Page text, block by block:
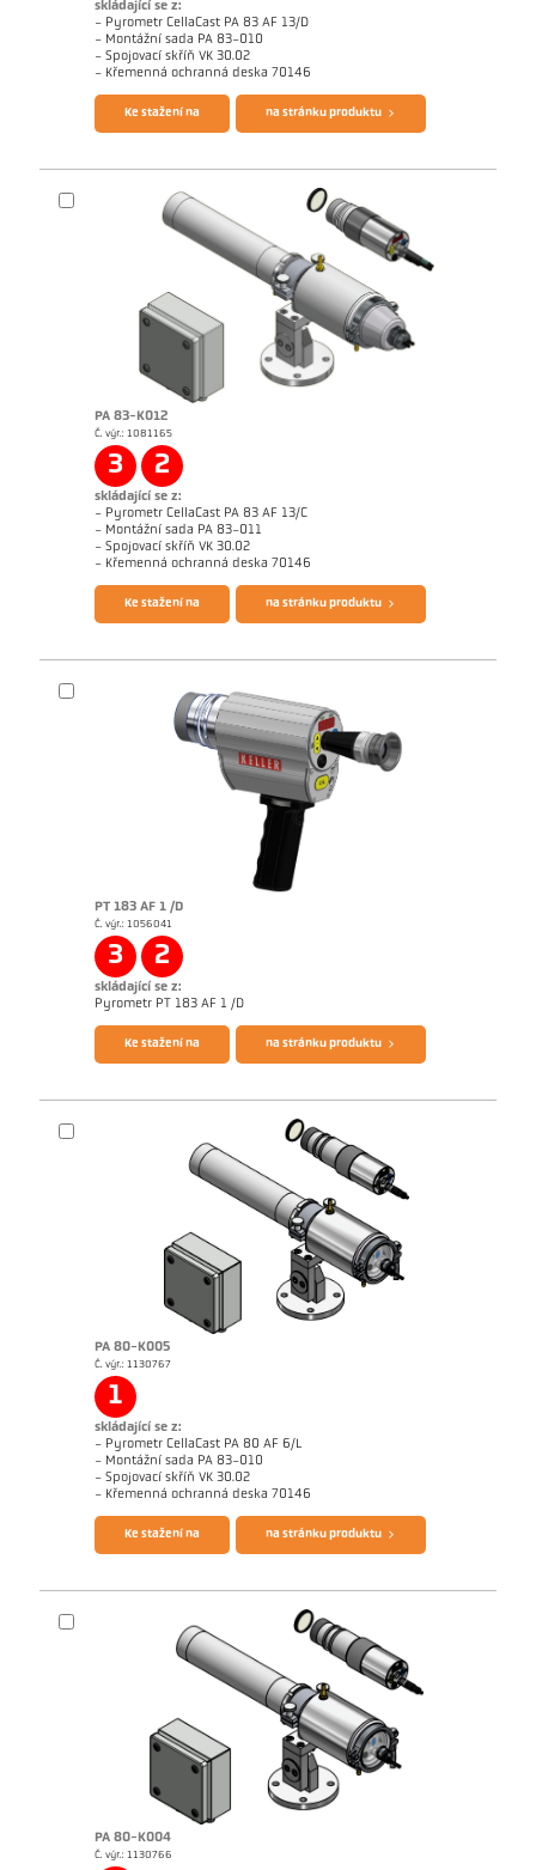
skládající se z:
- Pyrometr CellaCast PA 83 AF 13/D
- Montážní sada PA 83-010
- Spojovací skříň VK 30.02
- Křemenná ochranná deska 70146
Questionnaire CellaCast
Žádostzpráva Casting channel
Rozměrový výkres PA 83-K011
Ke stažení na na stránku produktu
PA 83-K012
Č. výr.: 1081165
3 2
skládající se z:
- Pyrometr CellaCast PA 83 AF 13/C
- Montážní sada PA 83-011
- Spojovací skříň VK 30.02
- Křemenná ochranná deska 70146
Questionnaire CellaCast
Žádostzpráva CellaCast
Rozměrový výkres PA 83-K012
Ke stažení na na stránku produktu
PT 183 AF 1 /D
Č. výr.: 1056041
3 2
skládající se z:
Pyrometr PT 183 AF 1 /D
Brožura CellaCast PA83 PT183
Ke stažení na na stránku produktu
PA 80-K005
Č. výr.: 1130767
1
skládající se z:
- Pyrometr CellaCast PA 80 AF 6/L
- Montážní sada PA 83-010
- Spojovací skříň VK 30.02
- Křemenná ochranná deska 70146
Brožura CellaCast PA80 PT180
Žádostzpráva Casting channel
Ke stažení na na stránku produktu
PA 80-K004
Č. výr.: 1130766